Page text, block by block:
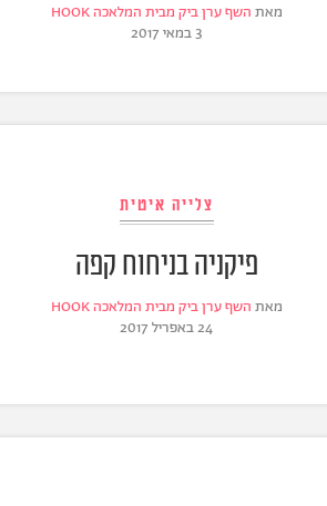
מאת השף ערן ביק מבית המלאכה HOOK
3 במאי 2017
צלייה איטית
פיקניה בניחוח קפה
מאת השף ערן ביק מבית המלאכה HOOK
24 באפריל 2017